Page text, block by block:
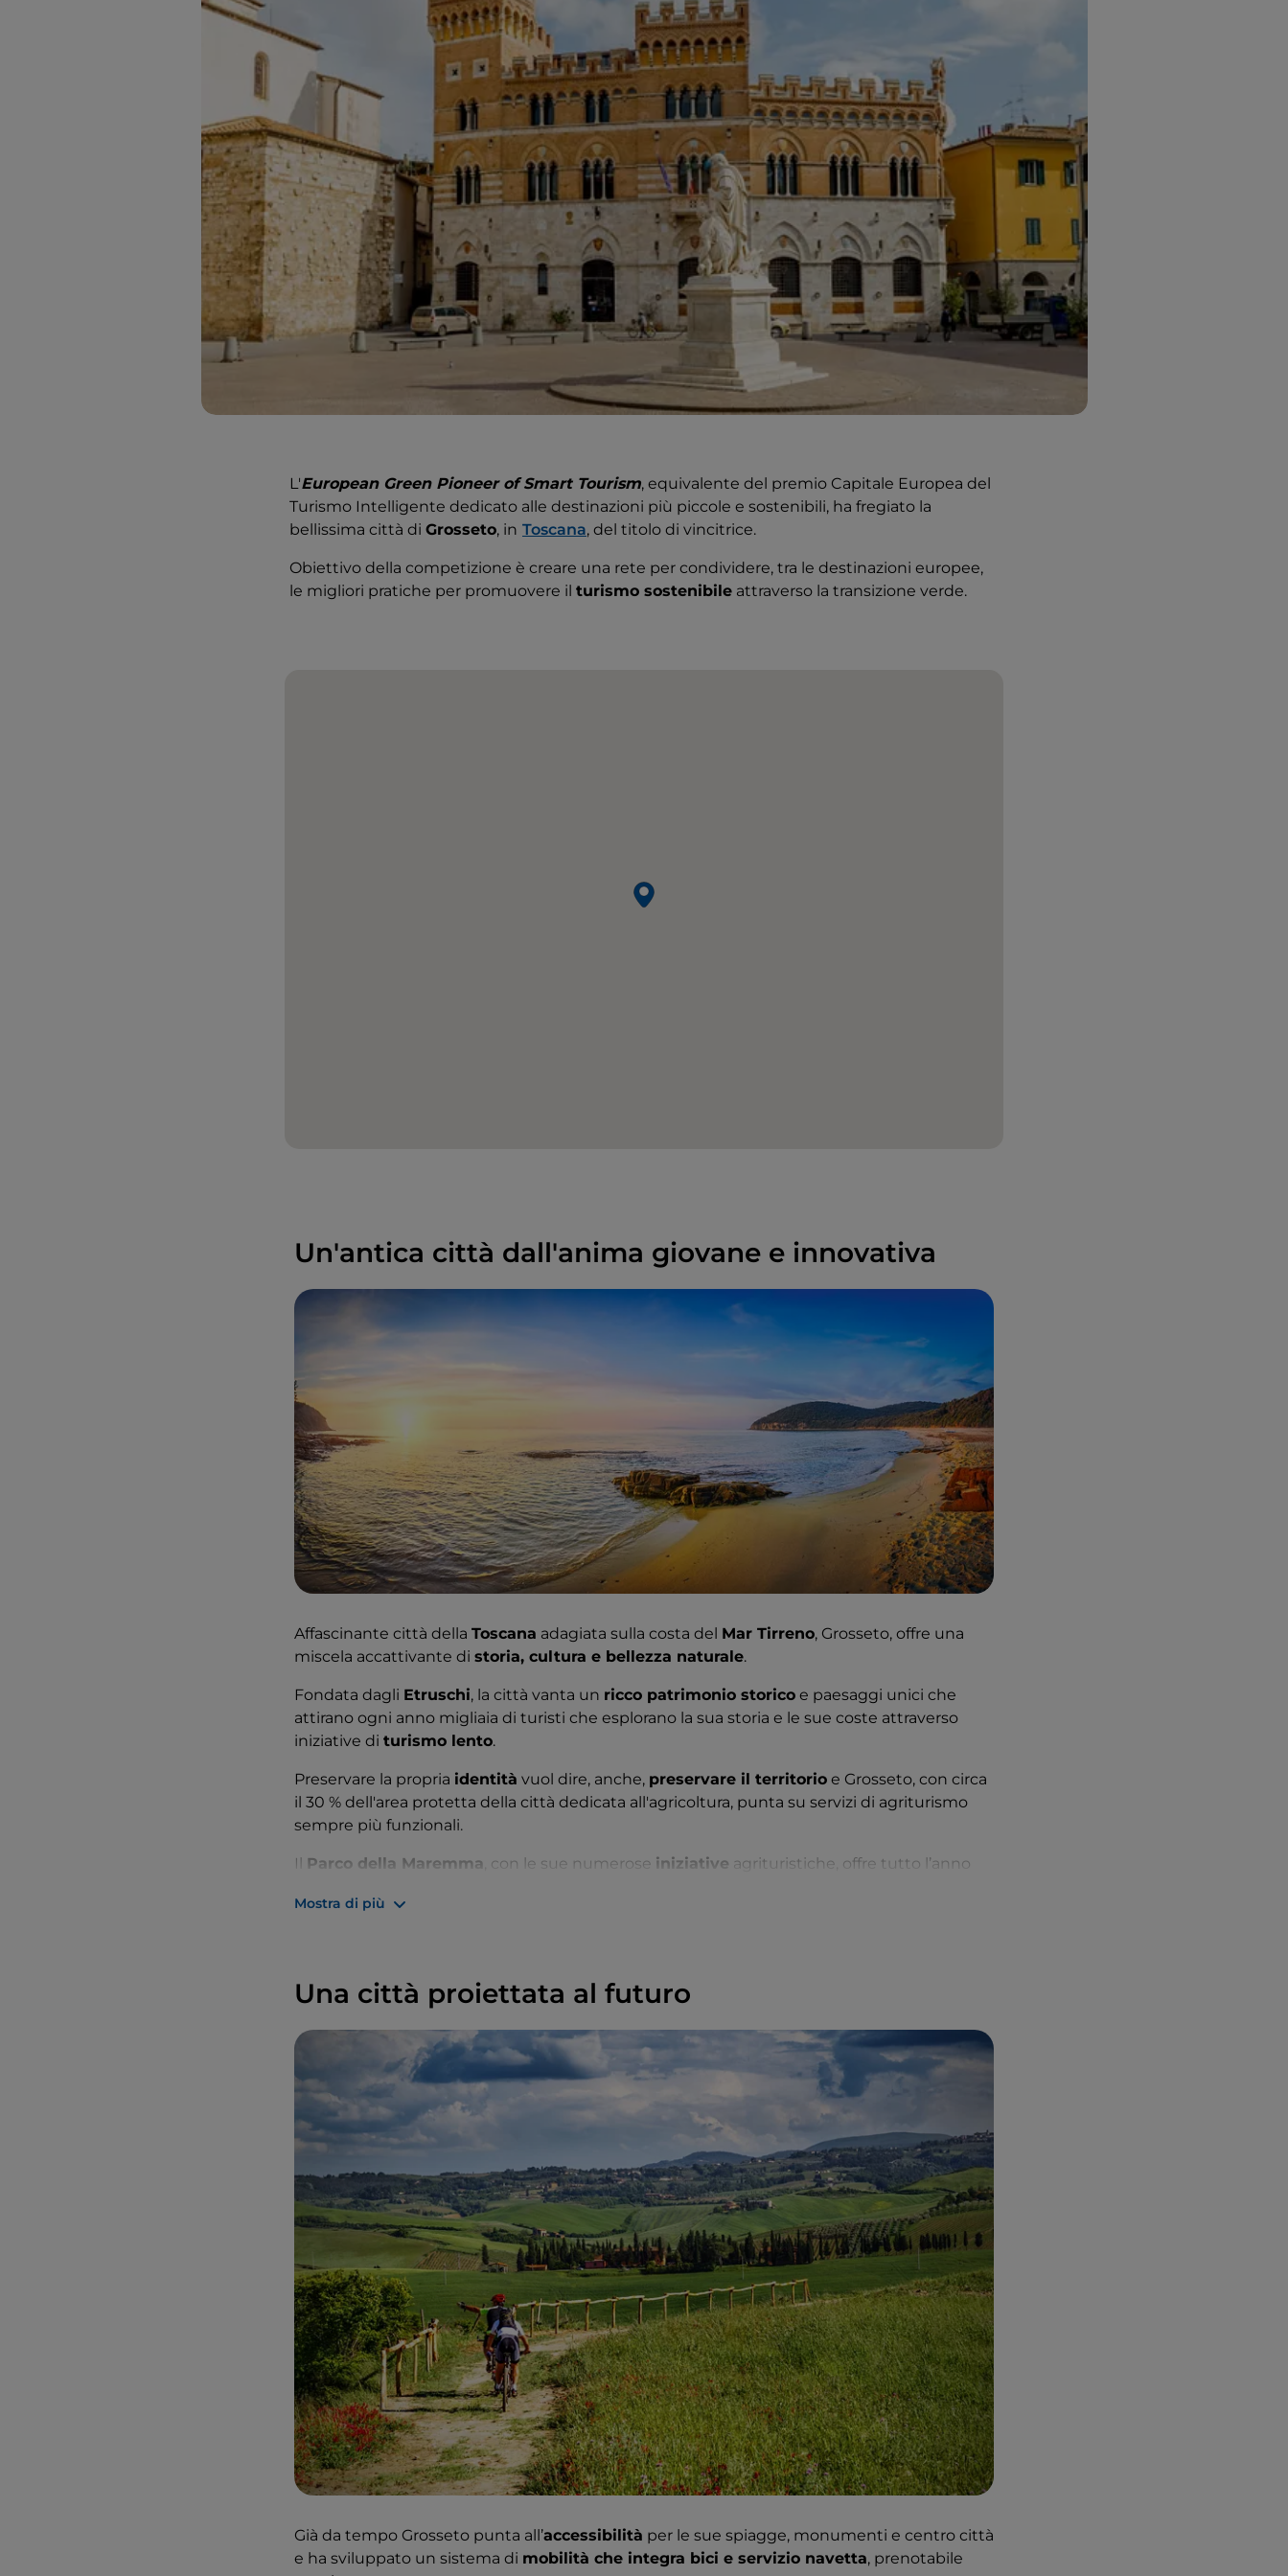
L'European Green Pioneer of Smart Tourism, equivalente del premio Capitale Europea del
Turismo Intelligente dedicato alle destinazioni più piccole e sostenibili, ha fregiato la
bellissima città di Grosseto, in Toscana, del titolo di vincitrice.
Obiettivo della competizione è creare una rete per condividere, tra le destinazioni europee,
le migliori pratiche per promuovere il turismo sostenibile attraverso la transizione verde.
Un'antica città dall'anima giovane e innovativa
Affascinante città della Toscana adagiata sulla costa del Mar Tirreno, Grosseto, offre una
miscela accattivante di storia, cultura e bellezza naturale.
Fondata dagli Etruschi, la città vanta un ricco patrimonio storico e paesaggi unici che
attirano ogni anno migliaia di turisti che esplorano la sua storia e le sue coste attraverso
iniziative di turismo lento.
Preservare la propria identità vuol dire, anche, preservare il territorio e Grosseto, con circa
il 30 % dell'area protetta della città dedicata all'agricoltura, punta su servizi di agriturismo
sempre più funzionali.
Il Parco della Maremma , con le sue numerose iniziative agrituristiche, offre tutto l’anno
capacità .
scientifica e di turismo sostenibile , per una esperienza turistica responsabile.
Mostra di più
Una città proiettata al futuro
Già da tempo Grosseto punta all’accessibilità per le sue spiagge, monumenti e centro città
e ha sviluppato un sistema di mobilità che integra bici e servizio navetta, prenotabile